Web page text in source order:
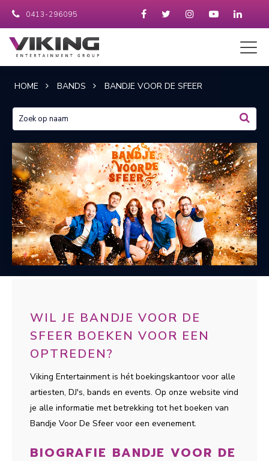
0413-296095
HOME BANDS BANDJE VOOR DE SFEER
WIL JE BANDJE VOOR DE
SFEER BOEKEN VOOR EEN
OPTREDEN?
Viking Entertainment is hét boekingskantoor voor alle
artiesten, DJ's, bands en events. Op onze website vind
je alle informatie met betrekking tot het boeken van
Bandje Voor De Sfeer voor een evenement.
BIOGRAFIE BANDJE VOOR DE